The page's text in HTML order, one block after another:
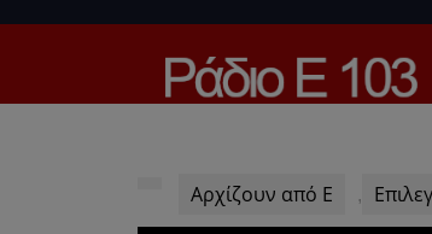
Αρχίζουν από Ε ,